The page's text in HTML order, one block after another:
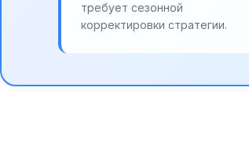
требует сезонной
корректировки стратегии.